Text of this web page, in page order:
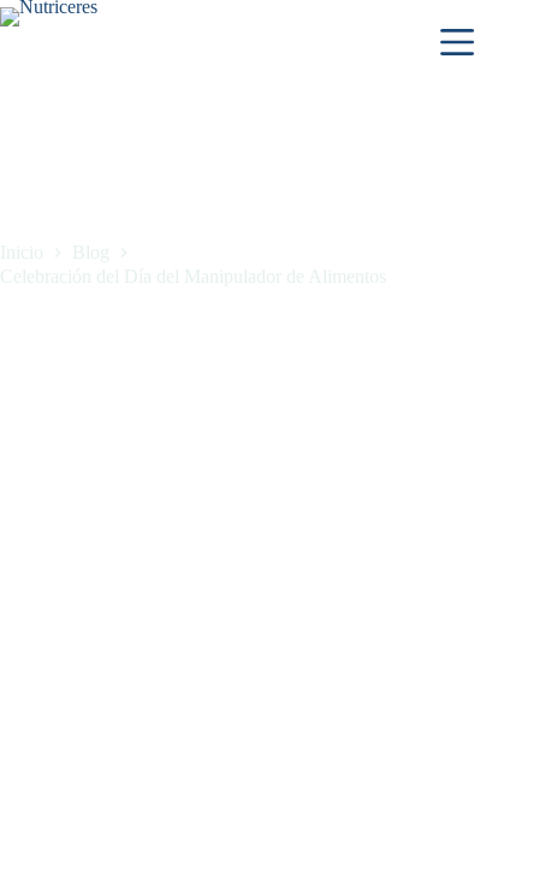
Inicio
Blog
Celebración del Día del Manipulador de Alimentos